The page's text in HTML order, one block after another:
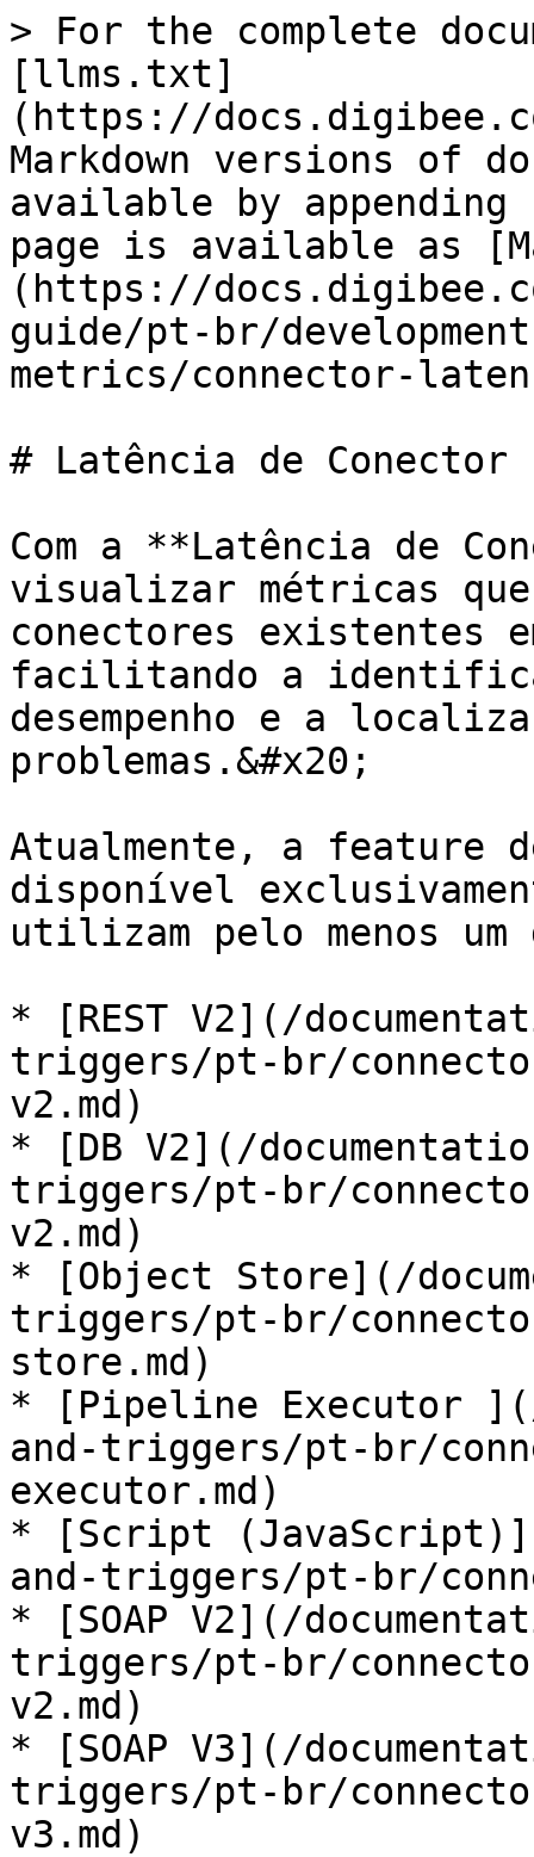
> For the complete
[llms.txt]
(https://
Markdown versions of
available by
page is available as
(https://
guide/pt-br/
metrics/connector-
# Latência de Conector
Com a **Latência de
visualizar métricas
conectores existentes
facilitando a
desempenho e a
problemas.&#x20;
Atualmente, a feature
disponível
utilizam pelo menos
* [REST V2](/
triggers/pt-br/
v2.md)
* [DB V2](/
triggers/pt-br/
v2.md)
* [Object Store](/
triggers/pt-br/
store.md)
* [Pipeline Executor ](/
and-triggers/pt-br/
executor.md)
* [Script
and-triggers/pt-br/
* [SOAP V2](/
triggers/pt-br/
v2.md)
* [SOAP V3](/
triggers/pt-br/
v3.md)